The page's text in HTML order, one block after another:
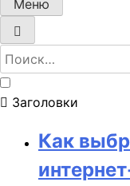
Меню
Найти:
Заголовки
Как